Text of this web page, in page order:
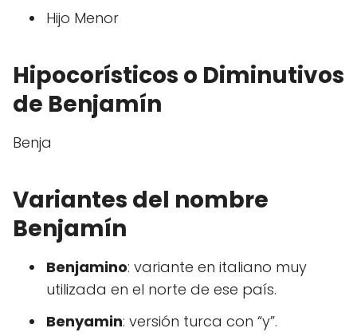
Hijo Menor
Hipocorísticos o Diminutivos
de Benjamín
Benja
Variantes del nombre
Benjamín
Benjamino: variante en italiano muy
utilizada en el norte de ese país.
Benyamin: versión turca con “y”.